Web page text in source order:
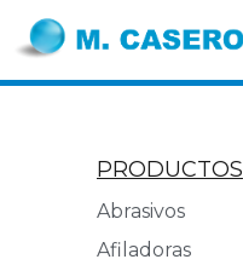
PRODUCTOS
Abrasivos
Afiladoras